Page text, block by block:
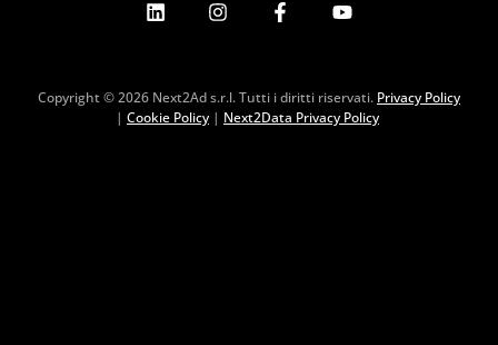
Copyright © 2026 Next2Ad s.r.l. Tutti i diritti riservati. Privacy Policy
| Cookie Policy | Next2Data Privacy Policy